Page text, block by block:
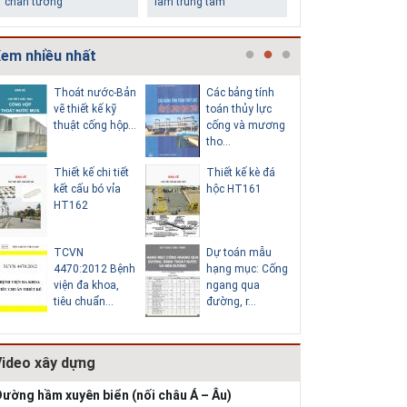
Những ngôi nhà một
tầng ít tiền vẫn đẹp
Lý do nên sử dụng gạch
block để xây nhà
Thiết kế nhà siêu nhỏ
độc đáo
nhiều nhất
Thoát nước-Bản
vẽ thiết kế kỹ
thuật cống hộp...
Thiết kế chi tiết
kết cấu bó vỉa
HT162
TCVN
4470:2012 Bệnh
viện đa khoa,
tiêu chuẩn...
Các bảng tính
toán thủy lực
cống và mương
tho...
Thiết kế kè đá
hộc HT161
Dự toán mẫu
hạng mục: Cống
ngang qua
đường, r...
xây dựng
hầm xuyên biển (nối châu Á – Âu)